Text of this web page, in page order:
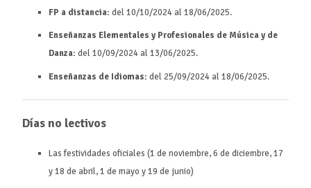
FP a distancia: del 10/10/2024 al 18/06/2025.
Enseñanzas Elementales y Profesionales de Música y de
Danza: del 10/09/2024 al 13/06/2025.
Enseñanzas de Idiomas: del 25/09/2024 al 18/06/2025.
Días no lectivos
Las festividades oficiales (1 de noviembre, 6 de diciembre, 17
y 18 de abril, 1 de mayo y 19 de junio)